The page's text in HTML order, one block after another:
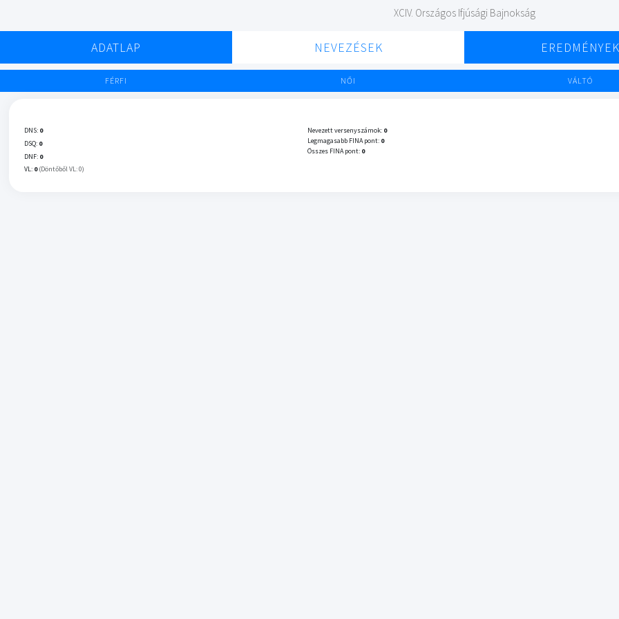
XCIV. Országos Ifjúsági Bajnokság
ADATLAP NEVEZÉSEK EREDMÉNYEK
FÉRFI NŐI VÁLTÓ
DNS: 0
DSQ: 0
DNF: 0
VL: 0 (Döntőből VL: 0)
Nevezett versenyszámok: 0
Legmagasabb FINA pont: 0
Összes FINA pont: 0